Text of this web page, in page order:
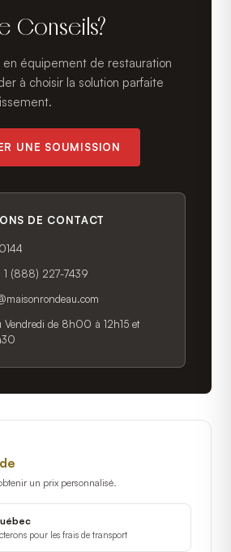
Conseils?
en équipement de restauration
à choisir la solution parfaite
UNE SOUMISSION
DE CONTACT
1 (888) 227-7439
Vendredi de 8h00 à 12h15 et
un prix personnalisé.
pour les frais de transport